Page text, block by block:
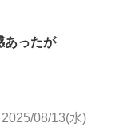
あったが
2025/08/13(水)